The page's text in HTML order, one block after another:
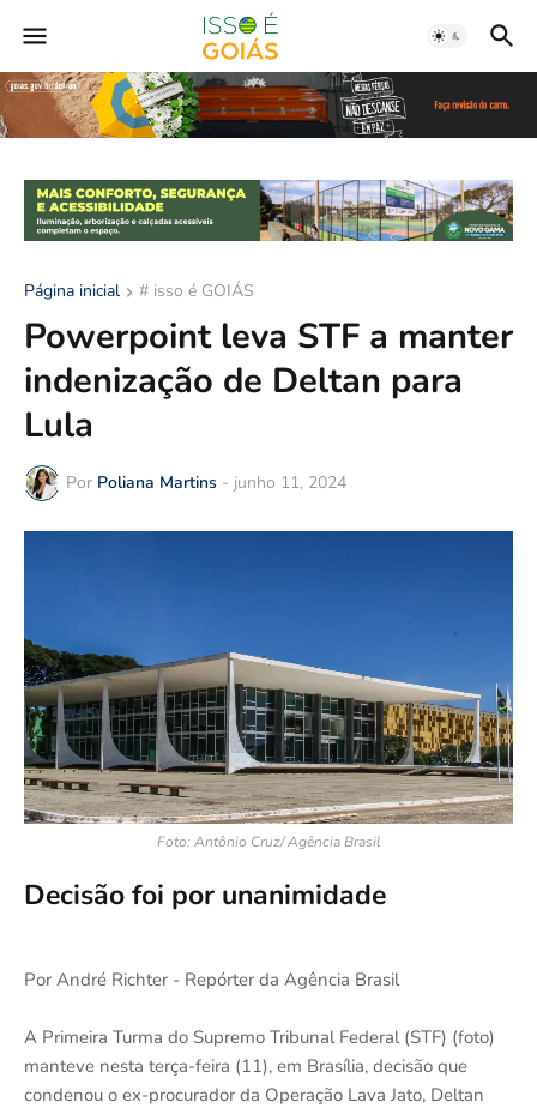
Página inicial # isso é GOIÁS
Powerpoint leva STF a manter
indenização de Deltan para
Lula
Por Poliana Martins - junho 11, 2024
Foto: Antônio Cruz/ Agência Brasil
Decisão foi por unanimidade
Por André Richter - Repórter da Agência Brasil
A Primeira Turma do Supremo Tribunal Federal (STF) (foto)
manteve nesta terça-feira (11), em Brasília, decisão que
condenou o ex-procurador da Operação Lava Jato, Deltan